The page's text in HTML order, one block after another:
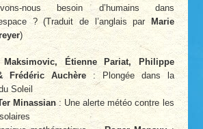
nous besoin d’humains dans
? (Traduit de l’anglais parMarie
)
Maksimovic, Étienne Pariat, Philippe
Frédéric Auchère: Plongée dans la
Soleil
Minassian: Une alerte météo contre les